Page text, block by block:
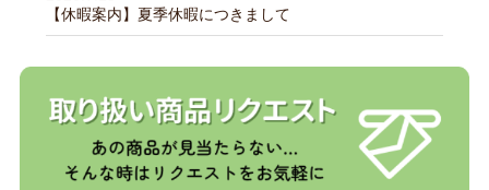
【休暇案内】夏季休暇につきまして